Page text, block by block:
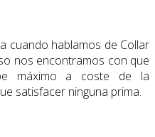
cuando hablamos de Collar
nos encontramos con que
máximo a coste de la
satisfacer ninguna prima.